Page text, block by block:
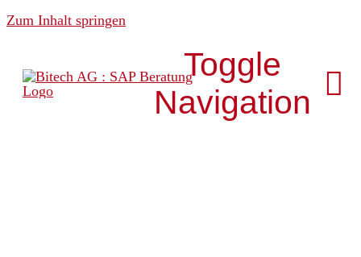
Zum Inhalt springen
Toggle
Navigation